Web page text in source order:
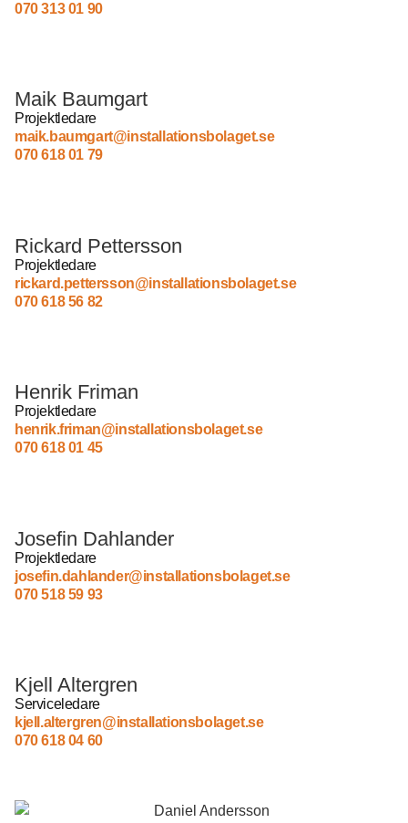
070 313 01 90
Maik Baumgart
Projektledare
maik.baumgart@installationsbolaget.se
070 618 01 79
Rickard Pettersson
Projektledare
rickard.pettersson@installationsbolaget.se
070 618 56 82
Henrik Friman
Projektledare
henrik.friman@installationsbolaget.se
070 618 01 45
Josefin Dahlander
Projektledare
josefin.dahlander@installationsbolaget.se
070 518 59 93
Kjell Altergren
Serviceledare
kjell.altergren@installationsbolaget.se
070 618 04 60